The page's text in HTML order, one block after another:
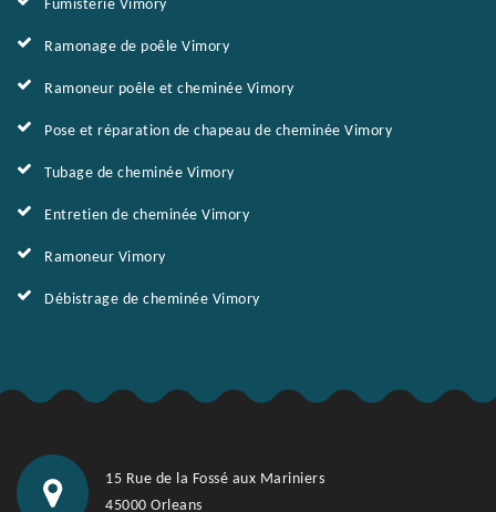
Fumisterie Vimory
Ramonage de poêle Vimory
Ramoneur poêle et cheminée Vimory
Pose et réparation de chapeau de cheminée Vimory
Tubage de cheminée Vimory
Entretien de cheminée Vimory
Ramoneur Vimory
Débistrage de cheminée Vimory
15 Rue de la Fossé aux Mariniers
45000 Orleans